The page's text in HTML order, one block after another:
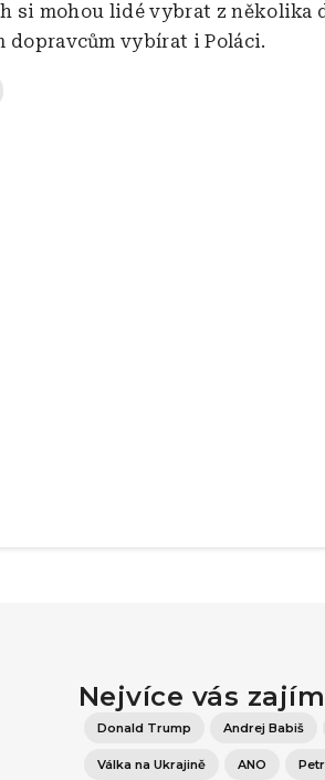
si mohou lidé vybrat z několika
dopravcům vybírat i Poláci.
Nejvíce vás
Donald Trump Andrej Babiš
Válka na Ukrajině ANO